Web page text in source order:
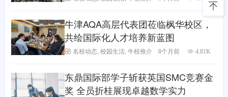
牛津AQA高层代表团莅临枫华校区，
共绘国际化人才培养新蓝图
名校动态 校园生活 牛校推介 8个月前 4.81K
东鼎国际部学子斩获英国SMC竞赛金
奖 全员折桂展现卓越数学实力